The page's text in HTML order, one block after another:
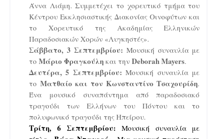
Άννα Λιάμη. Συμμετέχει το χορευτικό τμήμα του
Κέντρου Εκκλησιαστικής Διακονίας Οινοφύτων και
το Χορευτικό της Ακαδημίας Ελληνικών
Παραδοσιακών Χορών «Λυγκηστές».
Σάββατο, 3 Σεπτεμβρίου: Μουσική συναυλία με
το Μάριο Φραγκούλη και την DeborahMayers.
Δευτέρα, 5 Σεπτεμβρίου: Μουσική συναυλία με
το Ματθαίο και τον Κωνσταντίνο Τσαχουρίδη.
Ένα μουσικό συναπάντημα από παραδοσιακό
τραγούδι των Ελλήνων του Πόντου και το
πολυφωνικό τραγούδι της Ηπείρου.
Τρίτη, 6 Σεπτεμβρίου: Μουσική συναυλία με